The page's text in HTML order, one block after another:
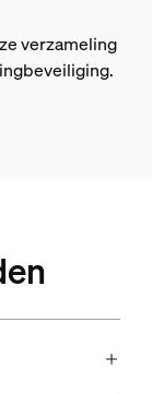
verzameling